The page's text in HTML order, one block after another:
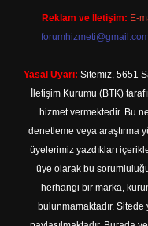
Reklam ve İletişim: E-
Yasal Uyarı: Sitemiz, 5651
İletişim Kurumu (BTK)
hizmet vermektedir. Bu
denetleme veya araştırma
üyelerimiz yazdıkları
üye olarak bu
herhangi bir marka,
bulunmamaktadır. Sitede